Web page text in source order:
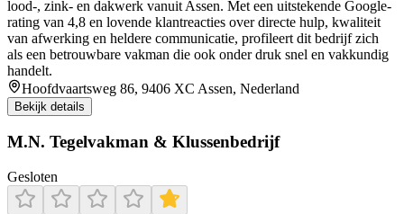
lood-, zink- en dakwerk vanuit Assen. Met een uitstekende Google-
rating van 4,8 en lovende klantreacties over directe hulp, kwaliteit
van afwerking en heldere communicatie, profileert dit bedrijf zich
als een betrouwbare vakman die ook onder druk snel en vakkundig
handelt.
Hoofdvaartsweg 86, 9406 XC Assen, Nederland
Bekijk details
M.N. Tegelvakman & Klussenbedrijf
Gesloten